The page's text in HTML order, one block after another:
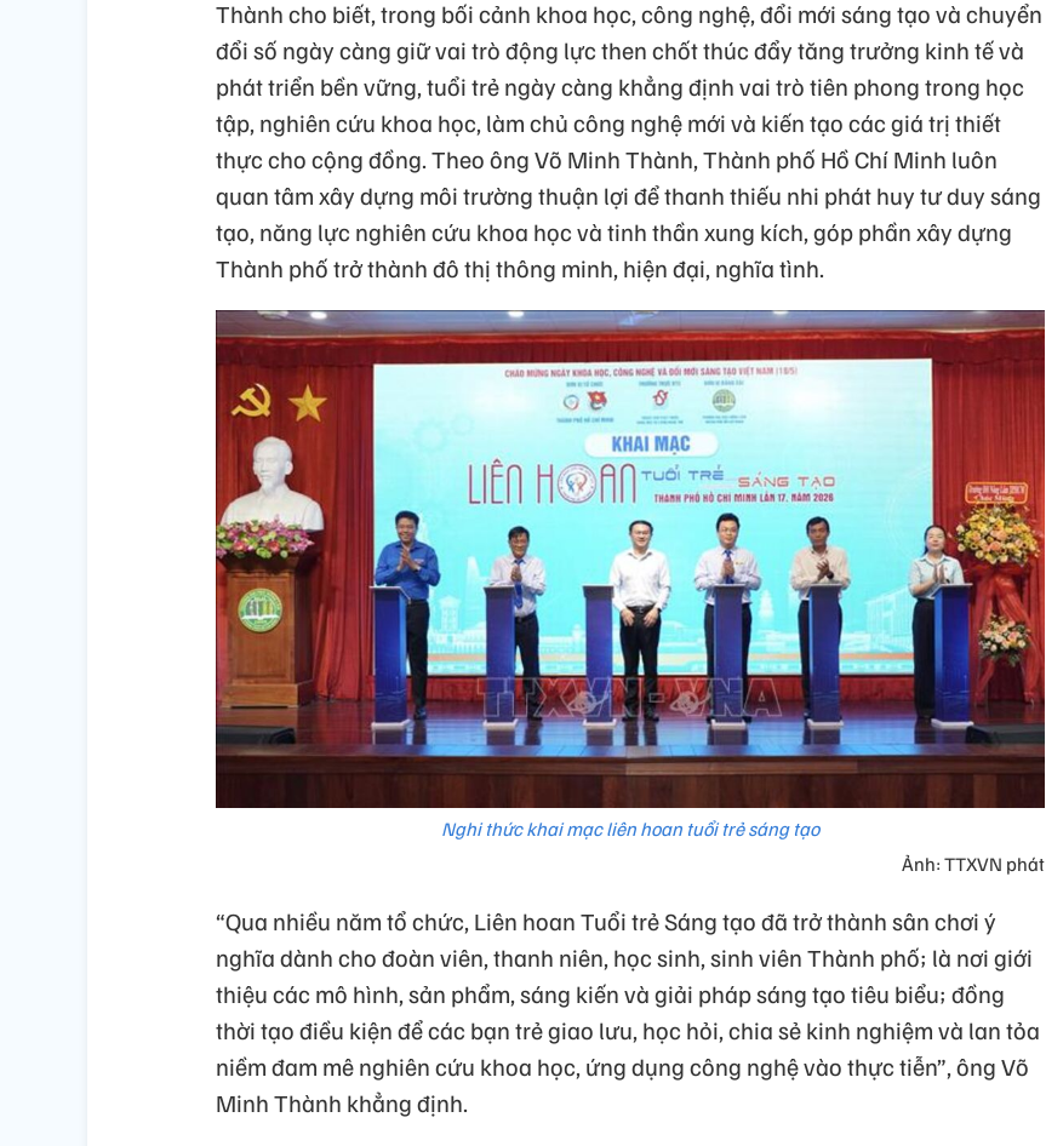
Thành cho biết, trong bối cảnh khoa học, công nghệ, đổi mới sáng tạo và chuyển
đổi số ngày càng giữ vai trò động lực then chốt thúc đẩy tăng trưởng kinh tế và
phát triển bền vững, tuổi trẻ ngày càng khẳng định vai trò tiên phong trong học
tập, nghiên cứu khoa học, làm chủ công nghệ mới và kiến tạo các giá trị thiết
thực cho cộng đồng. Theo ông Võ Minh Thành, Thành phố Hồ Chí Minh luôn
quan tâm xây dựng môi trường thuận lợi để thanh thiếu nhi phát huy tư duy sáng
tạo, năng lực nghiên cứu khoa học và tinh thần xung kích, góp phần xây dựng
Thành phố trở thành đô thị thông minh, hiện đại, nghĩa tình.
Nghi thức khai mạc liên hoan tuổi trẻ sáng tạo
Ảnh: TTXVN phát
“Qua nhiều năm tổ chức, Liên hoan Tuổi trẻ Sáng tạo đã trở thành sân chơi ý
nghĩa dành cho đoàn viên, thanh niên, học sinh, sinh viên Thành phố; là nơi giới
thiệu các mô hình, sản phẩm, sáng kiến và giải pháp sáng tạo tiêu biểu; đồng
thời tạo điều kiện để các bạn trẻ giao lưu, học hỏi, chia sẻ kinh nghiệm và lan tỏa
niềm đam mê nghiên cứu khoa học, ứng dụng công nghệ vào thực tiễn”, ông Võ
Minh Thành khẳng định.